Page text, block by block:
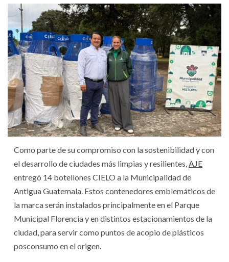
Como parte de su compromiso con la sostenibilidad y con
el desarrollo de ciudades más limpias y resilientes,AJE
entregó 14 botellones CIELO a la Municipalidad de
Antigua Guatemala. Estos contenedores emblemáticos de
la marca serán instalados principalmente en el Parque
Municipal Florencia y en distintos estacionamientos de la
ciudad, para servir como puntos de acopio de plásticos
posconsumo en el origen.